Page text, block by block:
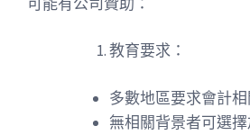
教育要求：
多數地區要求會計
無相關背景者可選